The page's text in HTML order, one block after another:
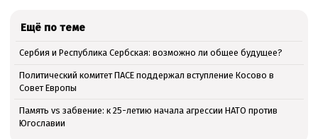
Ещё по теме
Сербия и Республика Сербская: возможно ли общее будущее?
Политический комитет ПАСЕ поддержал вступление Косово в
Совет Европы
Память vs забвение: к 25-летию начала агрессии НАТО против
Югославии